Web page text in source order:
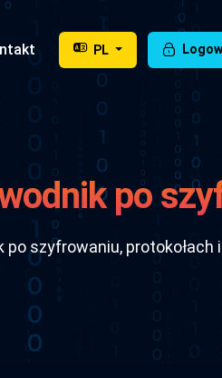
PL
po
2026
szyfrowaniu, protokołach